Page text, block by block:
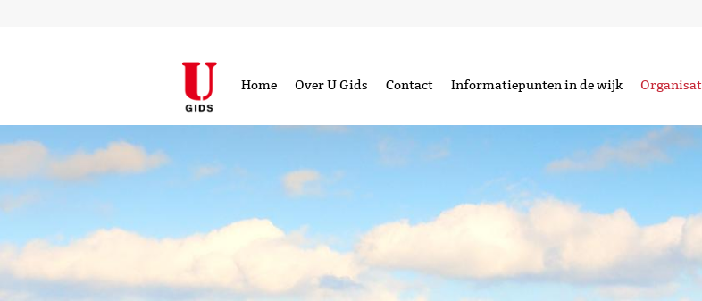
Home Over U Gids Contact Informatiepunten in de wijk